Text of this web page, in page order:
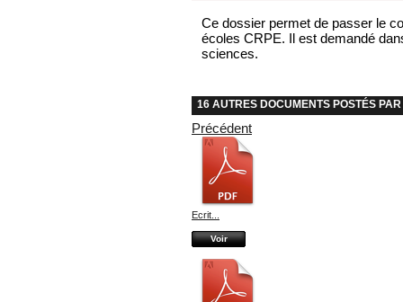
Ce dossier permet de passer le
écoles CRPE. Il est demandé
sciences.
16 AUTRES DOCUMENTS POSTÉS
Précédent
Ecrit...
Voir